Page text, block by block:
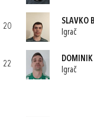
20
SLAVKO
Igrač
22
DOMINIK
Igrač